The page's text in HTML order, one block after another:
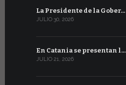
La Presidente de la Gober…
JULIO 30, 2026
En Catania se presentan l…
JULIO 21, 2026